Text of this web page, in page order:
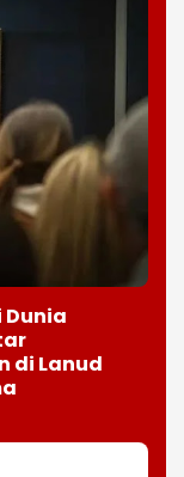
Dunia
di Lanud